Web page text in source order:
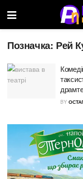
Позначка: Рей
BY